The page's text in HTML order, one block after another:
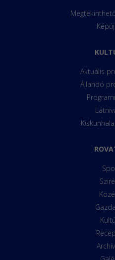
Aktuális
Állandó